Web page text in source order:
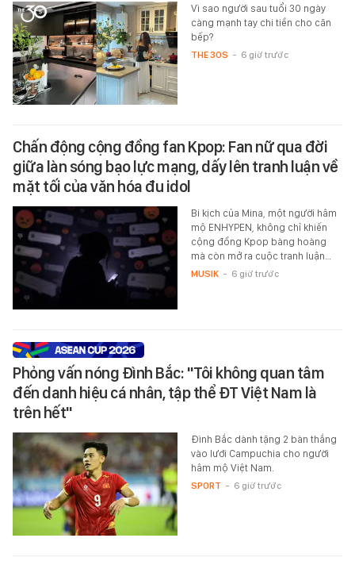
Vì sao người sau tuổi 30 ngày
càng mạnh tay chi tiền cho căn
bếp?
THE 30S - 6 giờ trước
Chấn động cộng đồng fan Kpop: Fan nữ qua đời
giữa làn sóng bạo lực mạng, dấy lên tranh luận về
mặt tối của văn hóa đu idol
Bi kịch của Mina, một người hâm
mộ ENHYPEN, không chỉ khiến
cộng đồng Kpop bàng hoàng
mà còn mở ra cuộc tranh luận…
MUSIK - 6 giờ trước
Phỏng vấn nóng Đình Bắc: "Tôi không quan tâm
đến danh hiệu cá nhân, tập thể ĐT Việt Nam là
trên hết"
Đình Bắc dành tặng 2 bàn thắng
vào lưới Campuchia cho người
hâm mộ Việt Nam.
SPORT - 6 giờ trước